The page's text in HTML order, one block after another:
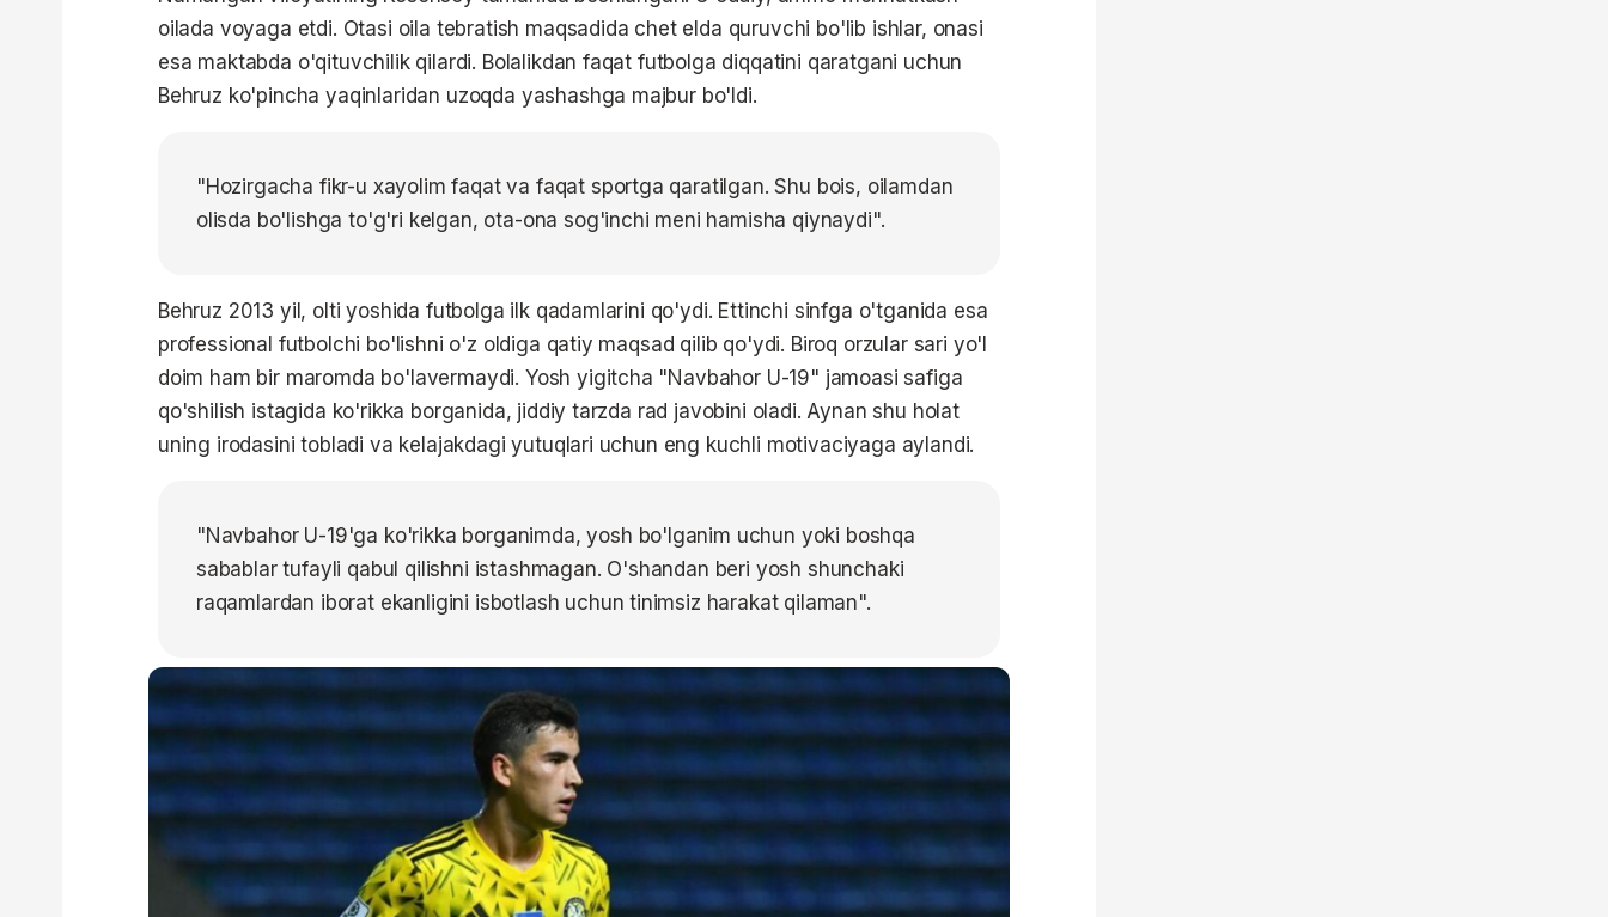
oilada voyaga etdi. Otasi oila tebratish maqsadida chet elda quruvchi bo'lib ishlar, onasi
esa maktabda o'qituvchilik qilardi. Bolalikdan faqat futbolga diqqatini qaratgani uchun
Behruz ko'pincha yaqinlaridan uzoqda yashashga majbur bo'ldi.
"Hozirgacha fikr-u xayolim faqat va faqat sportga qaratilgan. Shu bois, oilamdan
olisda bo'lishga to'g'ri kelgan, ota-ona sog'inchi meni hamisha qiynaydi".
Behruz 2013 yil, olti yoshida futbolga ilk qadamlarini qo'ydi. Ettinchi sinfga o'tganida esa
professional futbolchi bo'lishni o'z oldiga qatiy maqsad qilib qo'ydi. Biroq orzular sari yo'l
doim ham bir maromda bo'lavermaydi. Yosh yigitcha "Navbahor U-19" jamoasi safiga
qo'shilish istagida ko'rikka borganida, jiddiy tarzda rad javobini oladi. Aynan shu holat
uning irodasini tobladi va kelajakdagi yutuqlari uchun eng kuchli motivaciyaga aylandi.
"Navbahor U-19'ga ko'rikka borganimda, yosh bo'lganim uchun yoki boshqa
sabablar tufayli qabul qilishni istashmagan. O'shandan beri yosh shunchaki
raqamlardan iborat ekanligini isbotlash uchun tinimsiz harakat qilaman".